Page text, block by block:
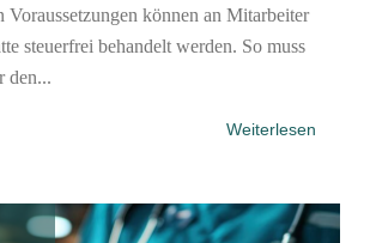
Voraussetzungen können an Mitarbeiter
steuerfrei behandelt werden. So muss
den...
Weiterlesen